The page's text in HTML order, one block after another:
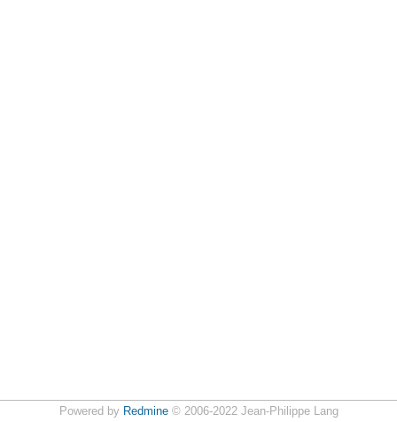
Powered by Redmine© 2006-2022 Jean-Philippe Lang